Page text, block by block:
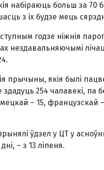
набіраюць больш за 70
з іх будзе мець
годзе ніжнія
нездавальняючымі
прычыны, якія былі
254 чалавекі, па
– 15, французскай
ўдзел у ЦТ у
– з 13 ліпеня.